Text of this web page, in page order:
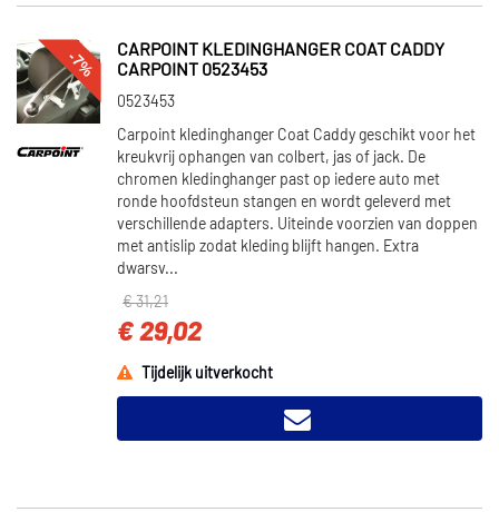
-7%
CARPOINT KLEDINGHANGER COAT CADDY
CARPOINT 0523453
0523453
Carpoint kledinghanger Coat Caddy geschikt voor het
kreukvrij ophangen van colbert, jas of jack. De
chromen kledinghanger past op iedere auto met
ronde hoofdsteun stangen en wordt geleverd met
verschillende adapters. Uiteinde voorzien van doppen
met antislip zodat kleding blijft hangen. Extra
dwarsv...
€ 31,21
€ 29,02
Tijdelijk uitverkocht